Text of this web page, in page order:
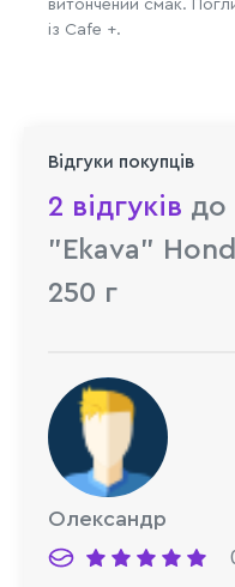
витончений смак.
із Cafe +.
Відгуки покупців
2 відгуків до
"Ekava"
250 г
Олександр